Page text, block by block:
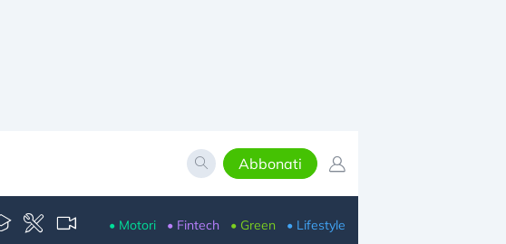
Abbonati
• Motori • Fintech • Green • Lifestyle